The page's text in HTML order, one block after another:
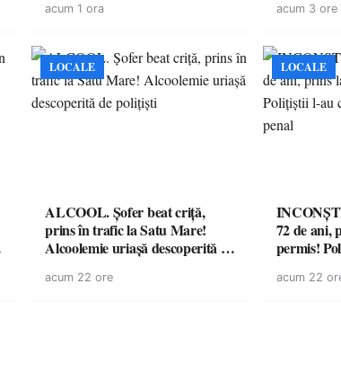
acum 1 ora acum 3 ore
LOCALE
ALCOOL. Șofer beat criță,
prins în trafic la Satu Mare!
Alcoolemie uriașă descoperită de
acum 22 ore
LOCALE
72 de ani,
permis!
acum 22